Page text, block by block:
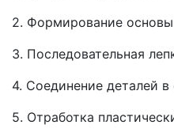
2. Формирование
3. Последовательная
4. Соединение деталей
5. Отработка